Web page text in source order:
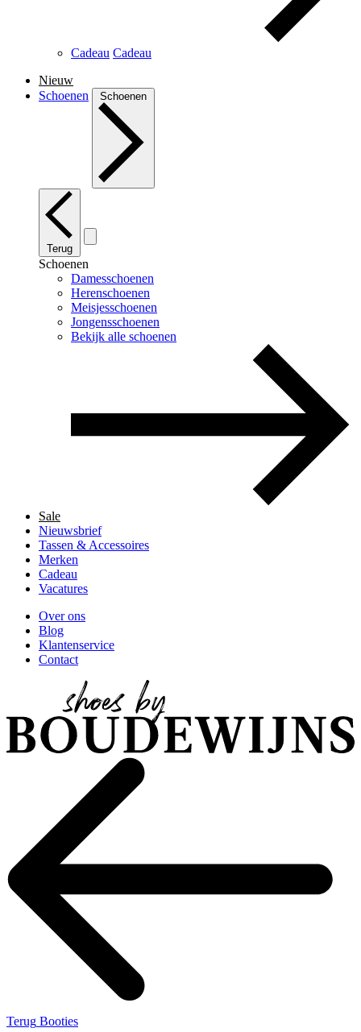
Cadeau Cadeau
Nieuw
Schoenen
Schoenen
Terug
Schoenen
Damesschoenen
Herenschoenen
Meisjesschoenen
Jongensschoenen
Bekijk alle schoenen
Sale
Nieuwsbrief
Tassen & Accessoires
Merken
Cadeau
Vacatures
Over ons
Blog
Klantenservice
Contact
Terug Booties